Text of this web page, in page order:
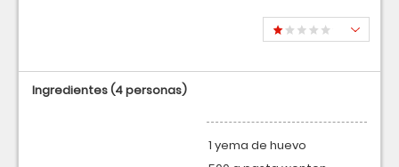
Ingredientes(4 personas)
1 yema de huevo